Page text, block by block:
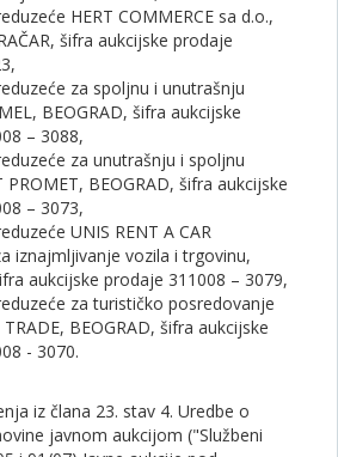
HERT COMMERCE sa d.o.,
šifra aukcijske prodaje
za spoljnu i unutrašnju
BEOGRAD, šifra aukcijske
– 3088,
za unutrašnju i spoljnu
BEOGRAD, šifra aukcijske
– 3073,
UNIS RENT A CAR
iznajmljivanje vozila i trgovinu,
aukcijske prodaje 311008 – 3079,
za turističko posredovanje
TRADE, BEOGRAD, šifra aukcijske
- 3070.
iz člana 23. stav 4. Uredbe o
javnom aukcijom ("Službeni